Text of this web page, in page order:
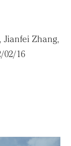
Zhang,
02/16